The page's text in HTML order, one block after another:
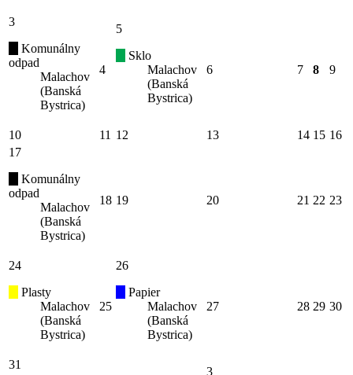
3
Komunálny
odpad
Malachov
(Banská
Bystrica)
4
5
Sklo
Malachov
(Banská
Bystrica)
6 7 8 9
10 11 12 13 14 15 16
17
Komunálny
odpad
Malachov
(Banská
Bystrica)
18 19 20 21 22 23
24
Plasty
Malachov
(Banská
Bystrica)
25
26
Papier
Malachov
(Banská
Bystrica)
27 28 29 30
31
3